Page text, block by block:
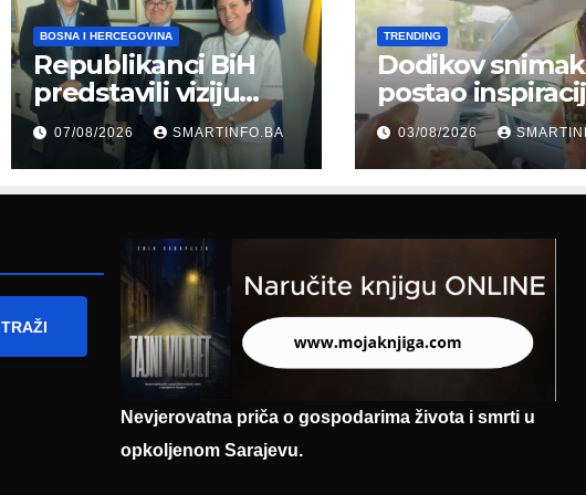
BOSNA I HERCEGOVINA
Republikanci BiH
predstavili viziju
moderne Bosne i
Hercegovine
ambasadoru
Njemačke
07/08/2026 SMARTINFO.BA
TRENDING
Dodikov snimak
postao
šale: Građani
parodiju poslali
poruku
03/08/2026
TRAŽI
Nevjerovatna priča o gospodarima života i smrti u
opkoljenom Sarajevu.